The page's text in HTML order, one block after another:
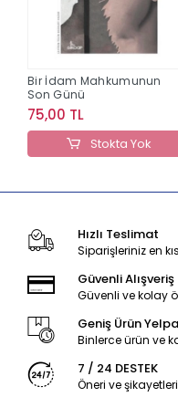
Bir İdam Mahkumunun
Son Günü
75,00 TL
Stokta Yok
Hızlı Teslimat
Siparişleriniz en
Güvenli Alışveriş
Güvenli ve kolay
Geniş Ürün
Binlerce ürün ve
7 / 24 DESTEK
Öneri ve